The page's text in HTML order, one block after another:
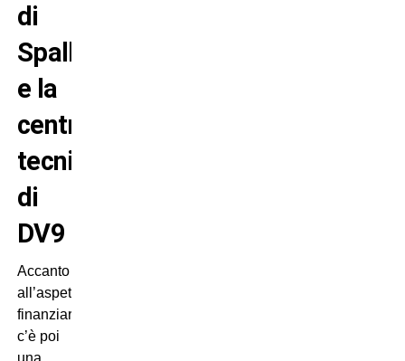
di
Spalletti
e la
centralità
tecnica
di
DV9
Accanto
all’aspetto
finanziario
c’è poi
una